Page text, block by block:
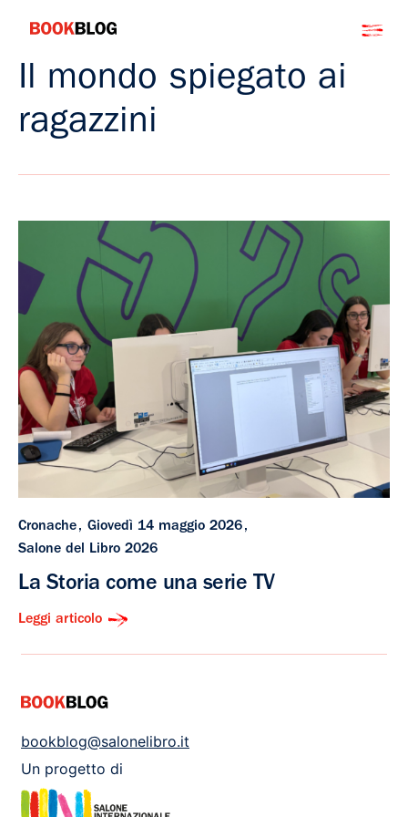
contenuto
Bookblog
Il mondo spiegato ai
ragazzini
Cronache
Giovedì 14 maggio 2026
Salone del Libro 2026
La Storia come una serie TV
Leggi articolo
bookblog@salonelibro.it
Un progetto di